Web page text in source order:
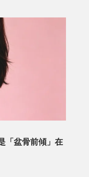
「盆骨前傾」在